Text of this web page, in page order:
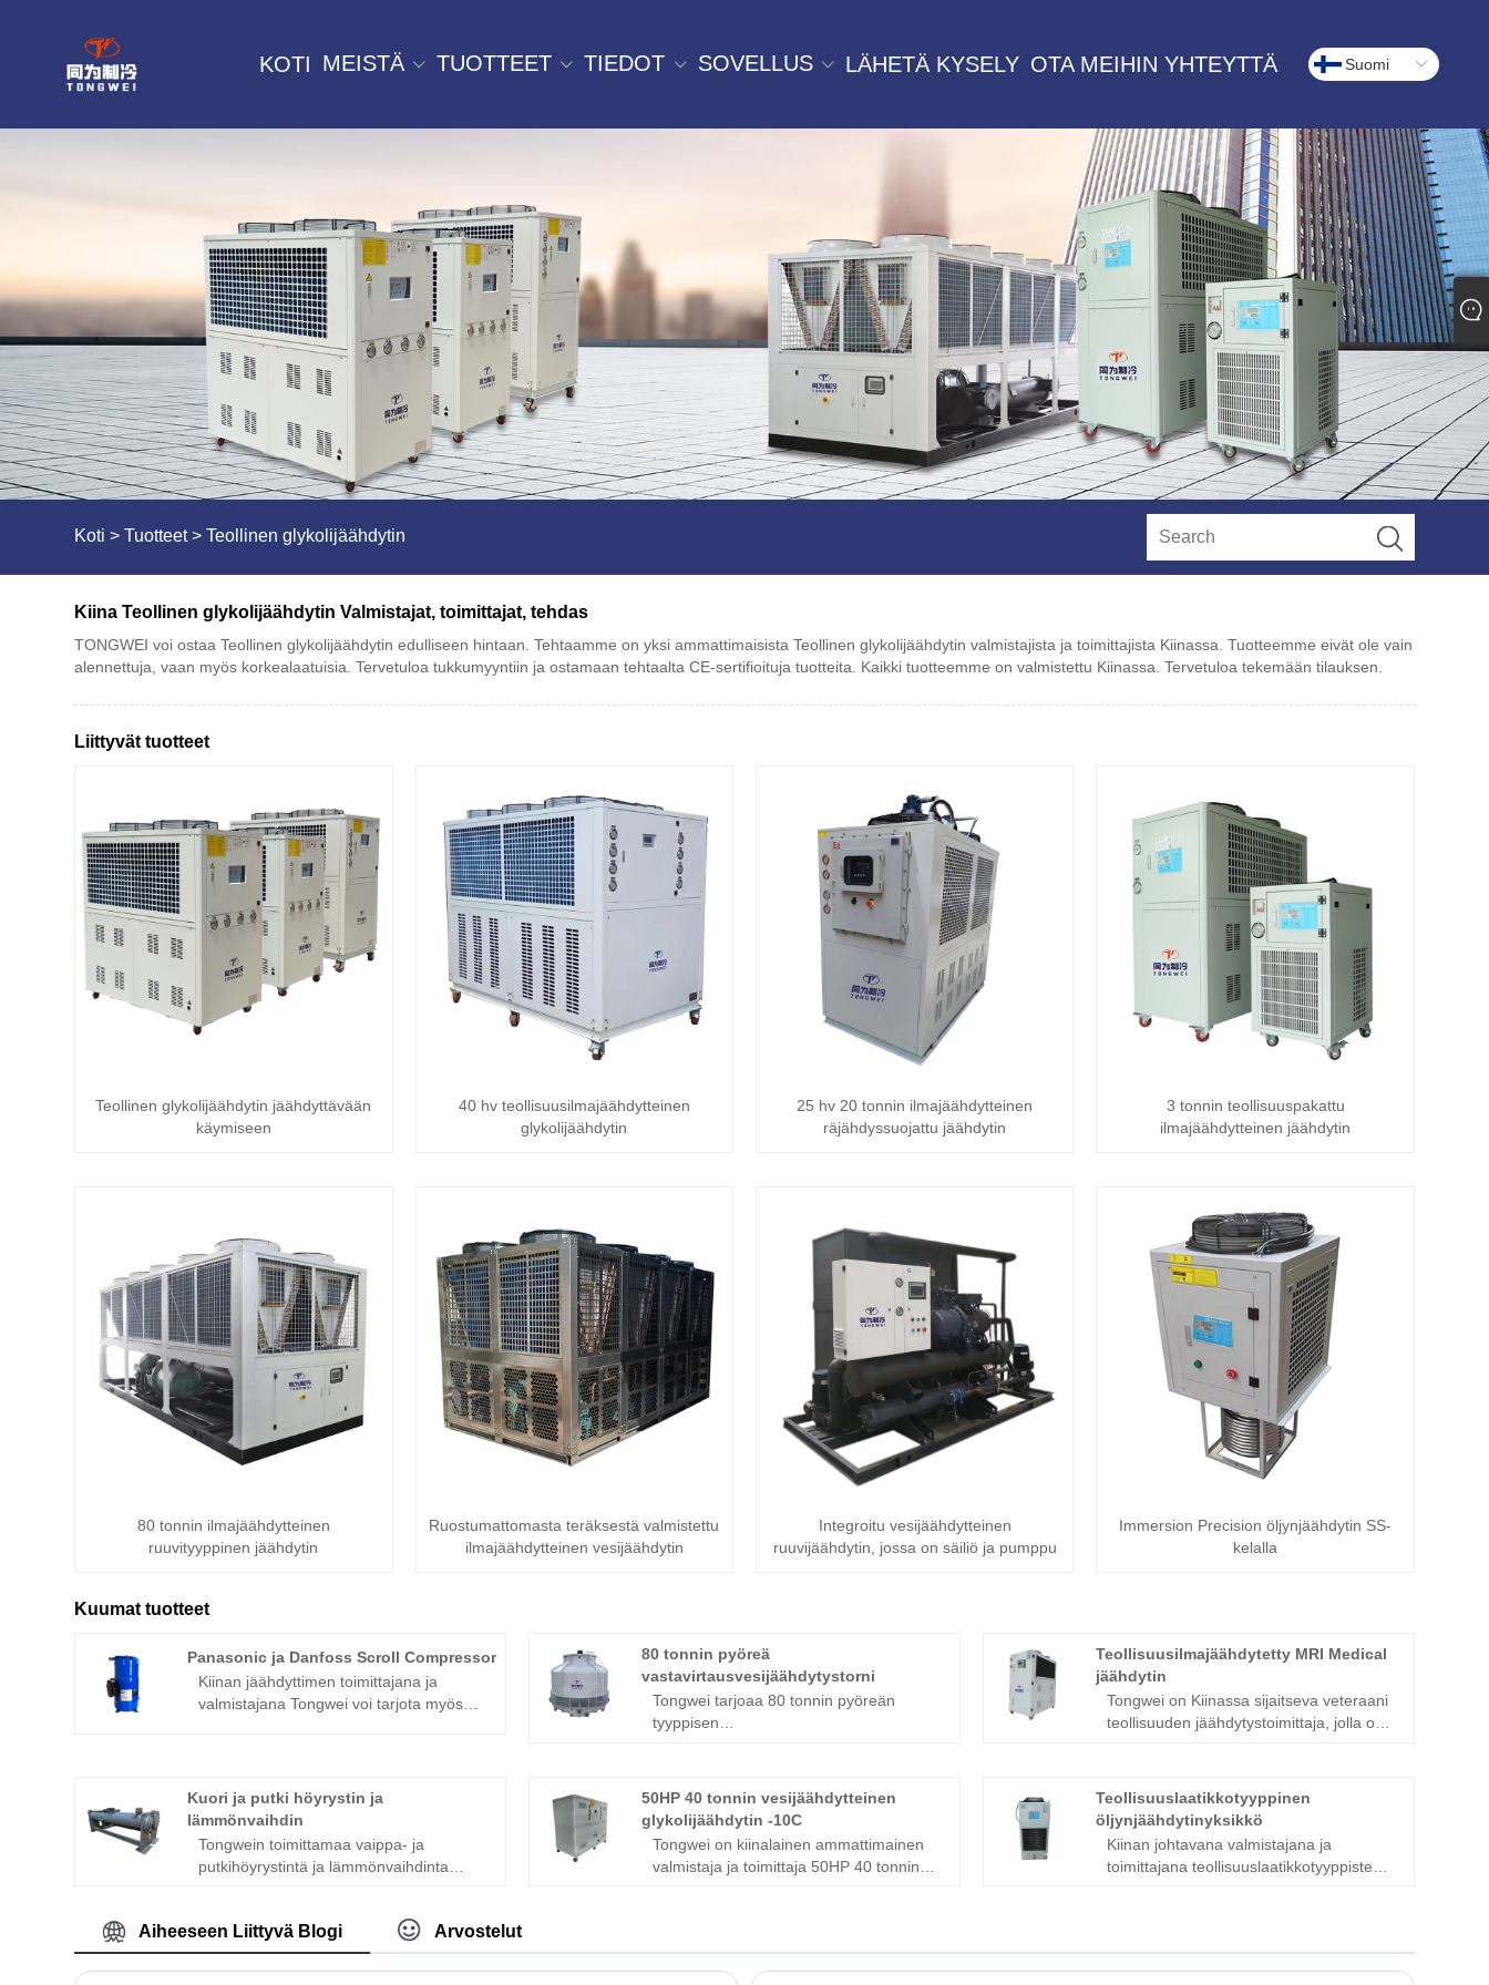
KOTI MEISTÄ TUOTTEET TIEDOT SOVELLUS LÄHETÄ KYSELY OTA MEIHIN YHTEYTTÄ Suomi
Koti > Tuotteet > Teollinen glykolijäähdytin
Kiina Teollinen glykolijäähdytin Valmistajat, toimittajat, tehdas
TONGWEI voi ostaa Teollinen glykolijäähdytin edulliseen hintaan. Tehtaamme on yksi ammattimaisista Teollinen glykolijäähdytin valmistajista ja toimittajista Kiinassa. Tuotteemme eivät ole vain
alennettuja, vaan myös korkealaatuisia. Tervetuloa tukkumyyntiin ja ostamaan tehtaalta CE-sertifioituja tuotteita. Kaikki tuotteemme on valmistettu Kiinassa. Tervetuloa tekemään tilauksen.
Liittyvät tuotteet
Teollinen glykolijäähdytin jäähdyttävään
käymiseen
40 hv teollisuusilmajäähdytteinen
glykolijäähdytin
25 hv 20 tonnin ilmajäähdytteinen
räjähdyssuojattu jäähdytin
3 tonnin teollisuuspakattu
ilmajäähdytteinen jäähdytin
80 tonnin ilmajäähdytteinen
ruuvityyppinen jäähdytin
Ruostumattomasta teräksestä valmistettu
ilmajäähdytteinen vesijäähdytin
Integroitu vesijäähdytteinen
ruuvijäähdytin, jossa on säiliö ja pumppu
Immersion Precision öljynjäähdytin SS-
kelalla
Kuumat tuotteet
Panasonic ja Danfoss Scroll Compressor
Kiinan jäähdyttimen toimittajana ja
valmistajana Tongwei voi tarjota myös
saatavana eri malleina, joiden
kapasiteetti vaihtelee 1/2 tonnista 25
tonniin. Ne ovat yhteensopivia useiden
kylmäaineiden, kuten R22, R407C,
,R410a, R134a ja R404a, kanssa.
kompressoreita käytetään laajalti
kaupallisissa jäähdytysaloilla, mukaan
80 tonnin pyöreä
vastavirtausvesijäähdytystorni
Tongwei tarjoaa 80 tonnin pyöreän
tyyppisen
palvelusta ja laadusta, joka on luotettava
korkealaatuinen vesijäähdytystornin
valmistaja ja toimittaja Kiinassa yli 15
vuoden ajan. Jäähdytystorneja
käytetään laajalti jalostamoissa,
Teollisuusilmajäähdytetty MRI Medical
jäähdytin
Tongwei on Kiinassa sijaitseva veteraani
teollisuuden jäähdytystoimittaja, jolla on
kaikille sovellustarpeiksi.
Teollisuusilmakäynnin MRI Medical
Chiller on yksi sovellusteollisuudesta,
joka tarjoaa luotettavan ja tehokkaan
jäähdytyksen lääketieteellisille laitteille,
Kuori ja putki höyrystin ja
lämmönvaihdin
Tongwein toimittamaa vaippa- ja
putkihöyrystintä ja lämmönvaihdinta
kylmäaineille, kuten R22, R134a, R410A,
R407C, R404a, soveltuvat höyrystimet ja
lauhduttimet, teollisiin sovelluksiin
50HP 40 tonnin vesijäähdytteinen
glykolijäähdytin -10C
Tongwei on kiinalainen ammattimainen
valmistaja ja toimittaja 50HP 40 tonnin
valikoiman glykolijäähdyttimiä
tarjoamalla laaja valikoima erilaisia ​​
Teollisuuslaatikkotyyppinen
öljynjäähdytinyksikkö
Kiinan johtavana valmistajana ja
toimittajana teollisuuslaatikkotyyppisten
jäähdytysnesteen jäähdyttimien,
hydraulisten jäähdytysnestejärjestelmien
Aiheeseen Liittyvä Blogi Arvostelut